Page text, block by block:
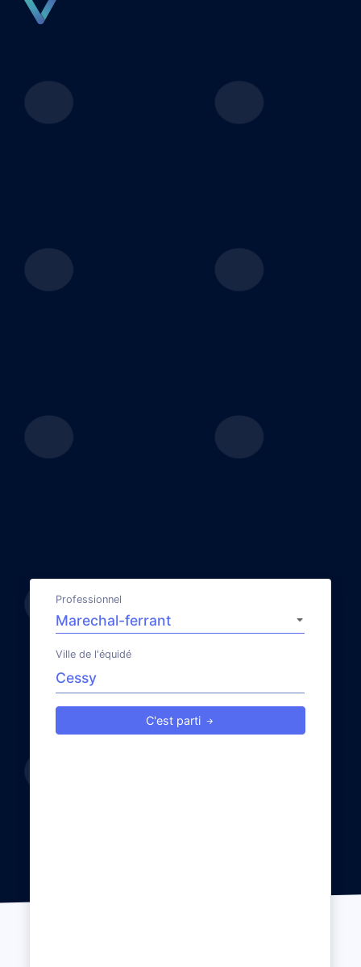
Professionnel
Ville de l'équidé
C'est parti